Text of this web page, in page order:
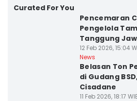
Curated For You
Pencemaran
Pengelola
Tanggung
12 Feb 2026, 15:04
News
Belasan Ton
di Gudang
Cisadane
11 Feb 2026, 18:17